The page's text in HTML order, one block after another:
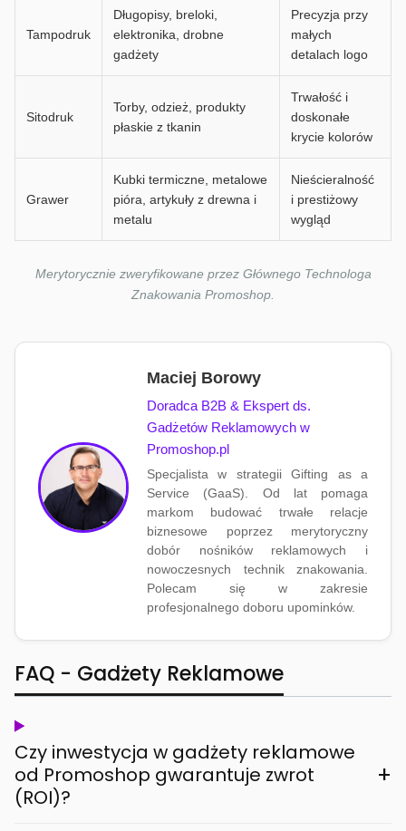
Tampodruk
Długopisy, breloki,
elektronika, drobne
gadżety
Precyzja przy
małych
detalach logo
Sitodruk
Torby, odzież, produkty
płaskie z tkanin
Trwałość i
doskonałe
krycie kolorów
Grawer
Kubki termiczne, metalowe
pióra, artykuły z drewna i
metalu
Nieścieralność
i prestiżowy
wygląd
Merytorycznie zweryfikowane przez Głównego Technologa
Znakowania Promoshop.
Maciej Borowy
Doradca B2B & Ekspert ds.
Gadżetów Reklamowych w
Promoshop.pl
Specjalista w strategii Gifting as a
Service (GaaS). Od lat pomaga
markom budować trwałe relacje
biznesowe poprzez merytoryczny
dobór nośników reklamowych i
nowoczesnych technik znakowania.
Polecam się w zakresie
profesjonalnego doboru upominków.
FAQ - Gadżety Reklamowe
Czy inwestycja w gadżety reklamowe
od Promoshop gwarantuje zwrot
(ROI)?
+